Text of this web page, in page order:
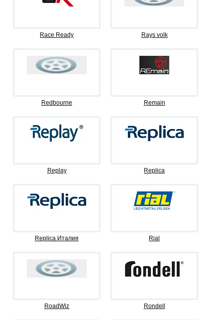
Race Ready Rays volk
Redbourne Remain
Replay Replica
Replica Италия Rial
RoadWiz Rondell